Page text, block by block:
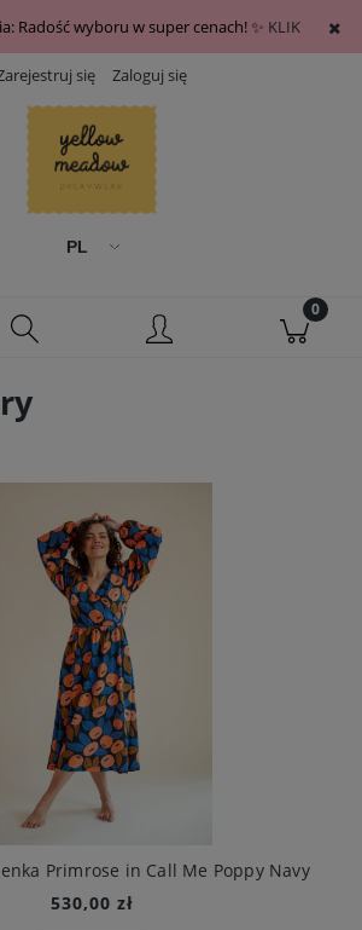
Radość wyboru w super cenach! ✨ KLIK
się Zaloguj się
Primrose in Call Me Poppy Navy
530,00 zł